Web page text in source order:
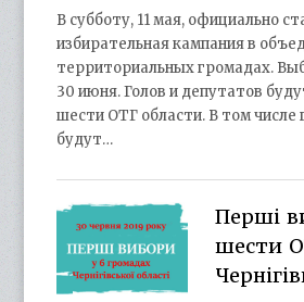
В субботу, 11 мая, официально
избирательная кампания в
территориальных громадах.
30 июня. Голов и депутатов
шести ОТГ области. В том числе
будут…
Перші
шести